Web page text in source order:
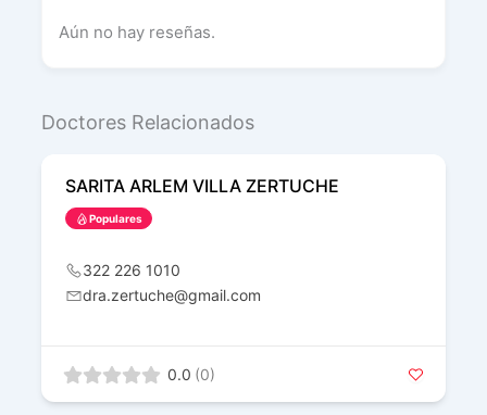
Aún no hay reseñas.
Doctores Relacionados
SARITA ARLEM VILLA ZERTUCHE
Populares
322 226 1010
dra.zertuche@gmail.com
0.0 (0)